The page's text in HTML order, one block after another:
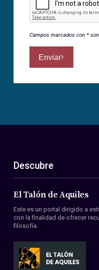
Campos marcados con *
Enviar
Descubre
El Talón de Aquiles
Este es un portal dirigido a
con la finalidad de ofrecer
filosofía.